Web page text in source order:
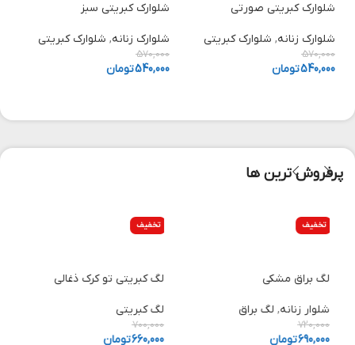
شلوارک کبریتی صورتی
شلوارک زنانه, شلوارک کبریتی
570,000
540,000تومان
شلوارک کبریتی سبز
شلوارک زنانه, شلوارک کبریتی
570,000
540,000تومان
پرفروش ترین ها
تخفیف
لگ براق مشکی
شلوار زنانه, لگ براق
720,000
690,000تومان
تخفیف
لگ کبریتی تو کرک ذغالی
لگ کبریتی
700,000
660,000تومان